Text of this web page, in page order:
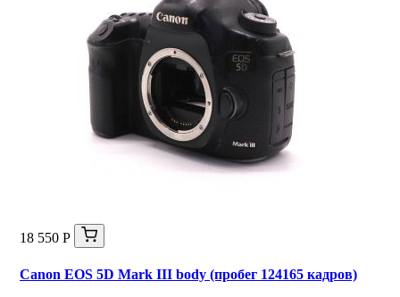
18 550 Р
Canon EOS 5D Mark III body (пробег 124165 кадров)